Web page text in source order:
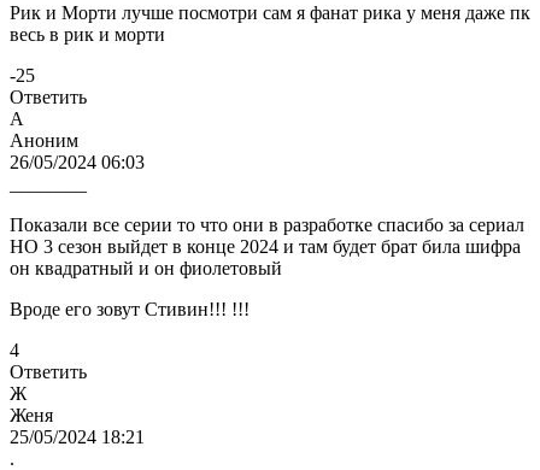
Рик и Морти лучше посмотри сам я фанат рика у меня даже пк
весь в рик и морти
-25
Ответить
А
Аноним
26/05/2024 06:03
Показали все серии то что они в разработке спасибо за сериал
НО 3 сезон выйдет в конце 2024 и там будет брат била шифра
он квадратный и он фиолетовый
Вроде его зовут Стивин!!! !!!
4
Ответить
Ж
Женя
25/05/2024 18:21
.